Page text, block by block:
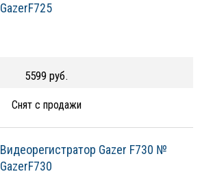
GazerF725
5599 руб.
Снят с продажи
Видеорегистратор Gazer F730 №
GazerF730